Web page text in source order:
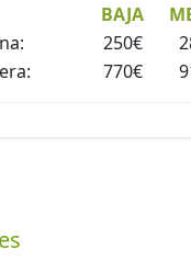
la chimenea
BAJA
250€
770€